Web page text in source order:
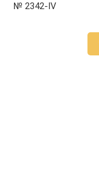
№ 2342-IV